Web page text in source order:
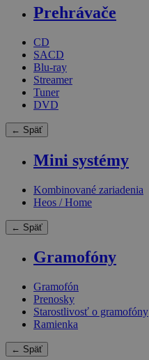
Prehrávače
CD
SACD
Blu-ray
Streamer
Tuner
DVD
← Späť
Mini systémy
Kombinované zariadenia
Heos / Home
← Späť
Gramofóny
Gramofón
Prenosky
Starostlivosť o gramofóny
Ramienka
← Späť